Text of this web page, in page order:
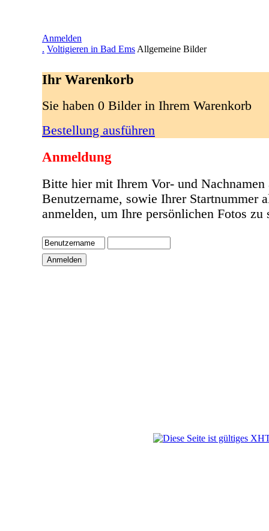
Anmelden
. Voltigieren in Bad Ems Allgemeine Bilder
Ihr Warenkorb
Sie haben 0 Bilder in Ihrem Warenkorb
Bestellung ausführen
Anmeldung
Bitte hier mit Ihrem Vor- und Nachnamen
Benutzername, sowie Ihrer Startnummer
anmelden, um Ihre persönlichen Fotos zu